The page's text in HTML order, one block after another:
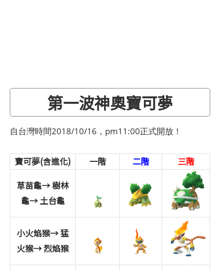
第一波神奧寶可夢
自台灣時間2018/10/16，pm11:00正式開放！
寶可夢(含進化) 一階 二階
三階
草苗龜→樹林
龜→ 土台龜
小火焰猴→猛
火猴→烈焰猴